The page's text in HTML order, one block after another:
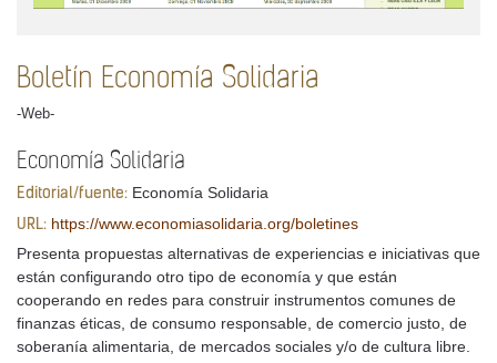
Boletín Economía Solidaria
-Web-
Economía Solidaria
Editorial/fuente: Economía Solidaria
URL: https://www.economiasolidaria.org/boletines
Presenta propuestas alternativas de experiencias e iniciativas que
están configurando otro tipo de economía y que están
cooperando en redes para construir instrumentos comunes de
finanzas éticas, de consumo responsable, de comercio justo, de
soberanía alimentaria, de mercados sociales y/o de cultura libre.